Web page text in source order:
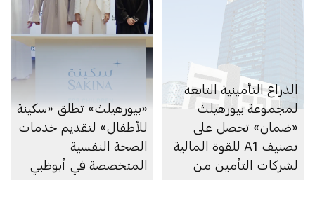
الذراع التأمينية التابعة
لمجموعة بيورهيلث
«ضمان» تحصل على
تصنيف A1 للقوة المالية
لشركات التأمين من
«بيورهيلث» تطلق «سكينة
للأطفال» لتقديم خدمات
الصحة النفسية
المتخصصة في أبوظبي